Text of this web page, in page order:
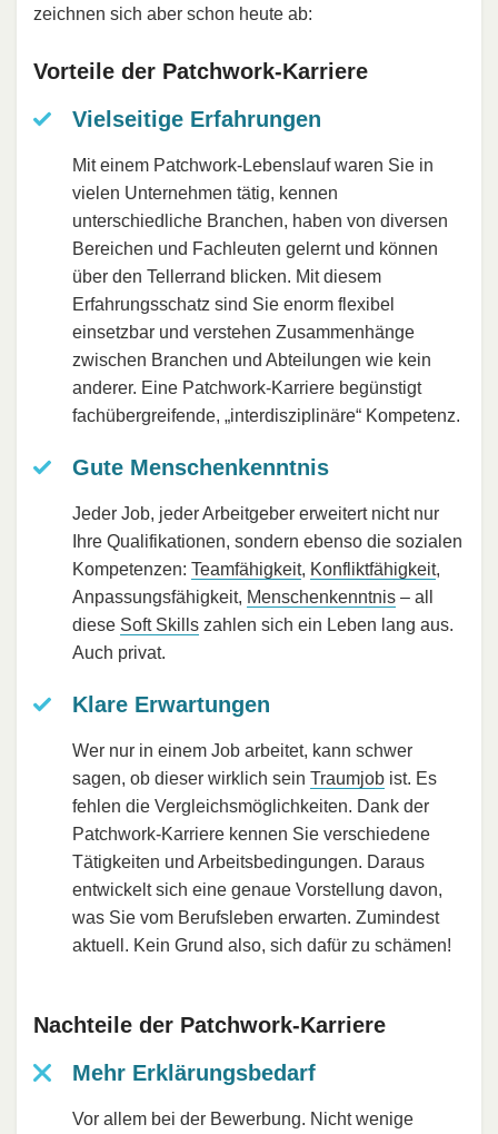
zeichnen sich aber schon heute ab:
Vorteile der Patchwork-Karriere
Vielseitige Erfahrungen
Mit einem Patchwork-Lebenslauf waren Sie in
vielen Unternehmen tätig, kennen
unterschiedliche Branchen, haben von diversen
Bereichen und Fachleuten gelernt und können
über den Tellerrand blicken. Mit diesem
Erfahrungsschatz sind Sie enorm flexibel
einsetzbar und verstehen Zusammenhänge
zwischen Branchen und Abteilungen wie kein
anderer. Eine Patchwork-Karriere begünstigt
fachübergreifende, „interdisziplinäre“ Kompetenz.
Gute Menschenkenntnis
Jeder Job, jeder Arbeitgeber erweitert nicht nur
Ihre Qualifikationen, sondern ebenso die sozialen
Kompetenzen: Teamfähigkeit, Konfliktfähigkeit,
Anpassungsfähigkeit, Menschenkenntnis – all
diese Soft Skills zahlen sich ein Leben lang aus.
Auch privat.
Klare Erwartungen
Wer nur in einem Job arbeitet, kann schwer
sagen, ob dieser wirklich sein Traumjob ist. Es
fehlen die Vergleichsmöglichkeiten. Dank der
Patchwork-Karriere kennen Sie verschiedene
Tätigkeiten und Arbeitsbedingungen. Daraus
entwickelt sich eine genaue Vorstellung davon,
was Sie vom Berufsleben erwarten. Zumindest
aktuell. Kein Grund also, sich dafür zu schämen!
Nachteile der Patchwork-Karriere
Mehr Erklärungsbedarf
Vor allem bei der Bewerbung. Nicht wenige